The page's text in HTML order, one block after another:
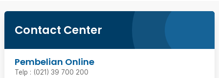
Contact Center
Pembelian Online
Telp : (021) 39 700 200